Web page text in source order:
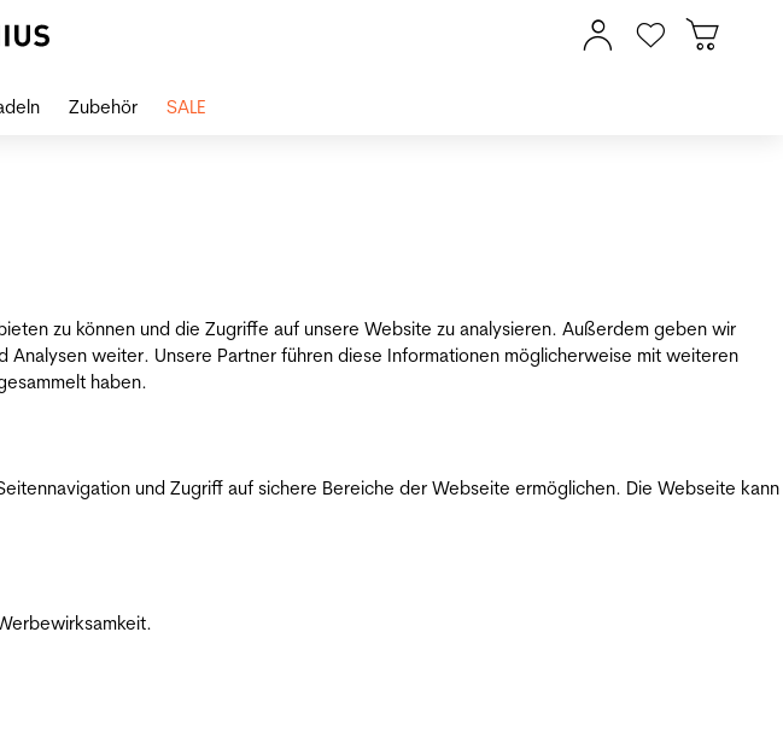
zu können und die Zugriffe auf unsere Website zu analysieren. Außerdem geben wir
weiter. Unsere Partner führen diese Informationen möglicherweise mit weiteren
haben.
und Zugriff auf sichere Bereiche der Webseite ermöglichen. Die Webseite kann
Zubehör SALE